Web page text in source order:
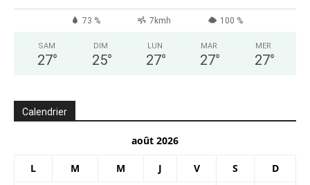
73 % 7kmh 100 %
SAM
27°
DIM
25°
LUN
27°
MAR
27°
MER
27°
Calendrier
août 2026
L M M J V S D